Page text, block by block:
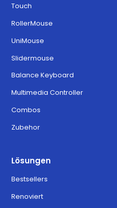
Touch
RollerMouse
UniMouse
Slidermouse
Balance Keyboard
Multimedia Controller
Combos
Zubehor
Lösungen
Bestsellers
Renoviert